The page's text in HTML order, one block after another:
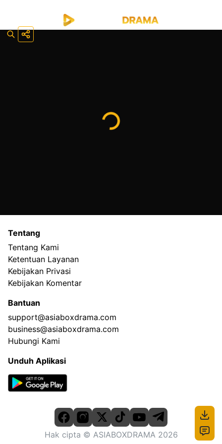
Tentang
Tentang Kami
Ketentuan Layanan
Kebijakan Privasi
Kebijakan Komentar
Bantuan
support@asiaboxdrama.com
business@asiaboxdrama.com
Hubungi Kami
Unduh Aplikasi
Hak cipta © ASIABOXDRAMA 2026